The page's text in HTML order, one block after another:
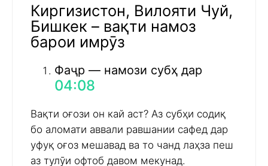
Киргизистон, Вилояти Чуй,
Бишкек – вақти намоз
барои имрӯз
Фаҷр — намози субҳ дар
04:08
Вақти оғози он кай аст? Аз субҳи содиқ
бо аломати аввали равшании сафед дар
уфуқ оғоз мешавад ва то чанд лаҳза пеш
аз тулӯи офтоб давом мекунад.